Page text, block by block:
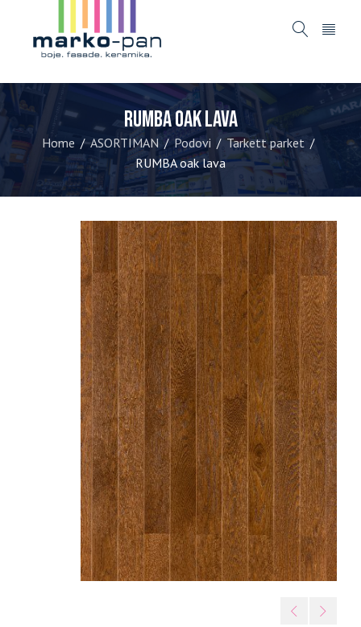
RUMBA oak lava
Home / ASORTIMAN / Podovi / Tarkett parket /
RUMBA oak lava